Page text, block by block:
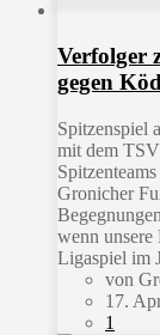
Verfolger
gegen
Spitzenspiel
mit dem
Gronicher
wenn unsere
Ligaspiel im
von
17.
1